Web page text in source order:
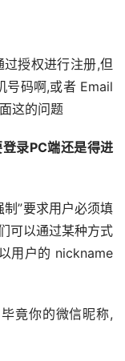
授权进行注册,但
号码啊,或者 Email
这的问题
录PC端还是得进
”要求用户必须填
可以通过某种方式
用户的 nickname
竟你的微信昵称,